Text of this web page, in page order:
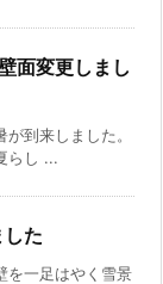
面変更しまし
到来しました。
らし ...
た
を一足はやく雪景